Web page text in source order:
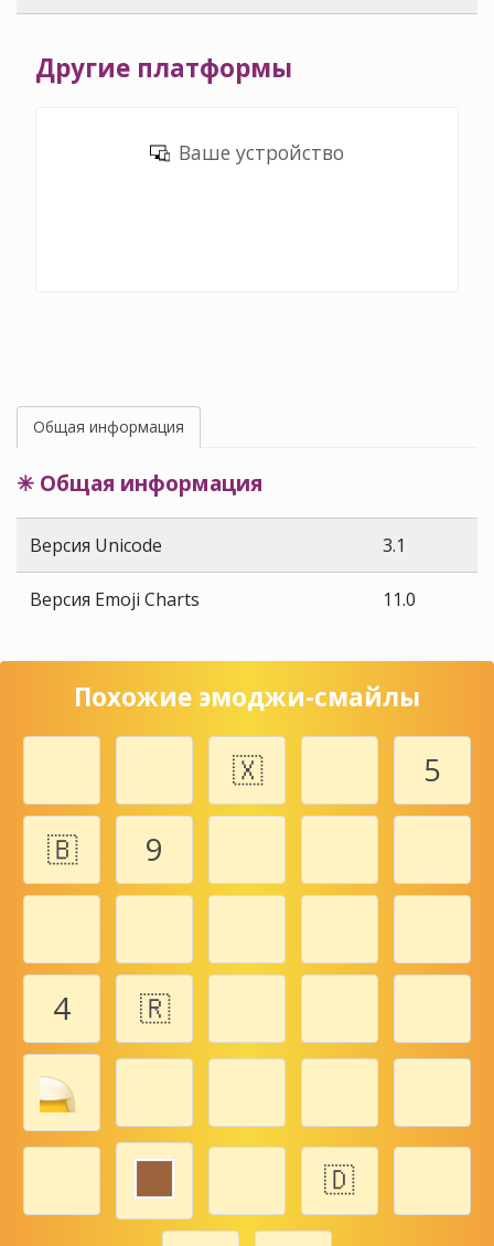
Другие платформы
Ваше устройство
Общая информация
✳ Общая информация
Версия Unicode 3.1
Версия Emoji Charts 11.0
Похожие эмоджи-смайлы
🇽
5️
🇧
9️
4️ 🇷
🇩